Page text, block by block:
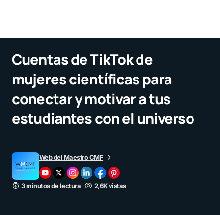
Cuentas de TikTok de
mujeres científicas para
conectar y motivar a tus
estudiantes con el universo
Web del Maestro CMF
3 minutos de lectura 2,6K vistas